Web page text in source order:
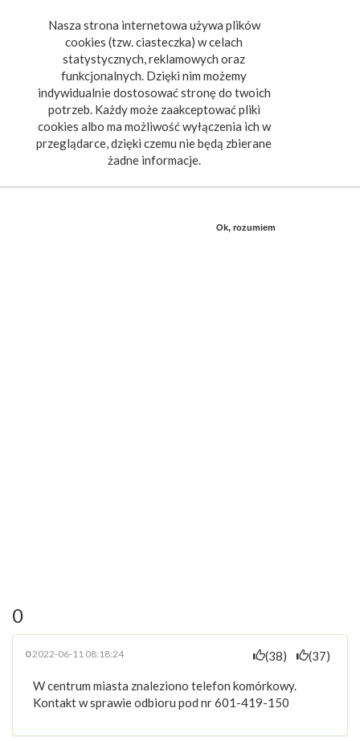
Nasza strona internetowa używa plików
cookies (tzw. ciasteczka) w celach
statystycznych, reklamowych oraz
funkcjonalnych. Dzięki nim możemy
indywidualnie dostosować stronę do twoich
potrzeb. Każdy może zaakceptować pliki
cookies albo ma możliwość wyłączenia ich w
przeglądarce, dzięki czemu nie będą zbierane
żadne informacje.
Ok, rozumiem
0
02022-06-11 08:18:24 (38) (37)
W centrum miasta znaleziono telefon komórkowy.
Kontakt w sprawie odbioru pod nr 601-419-150